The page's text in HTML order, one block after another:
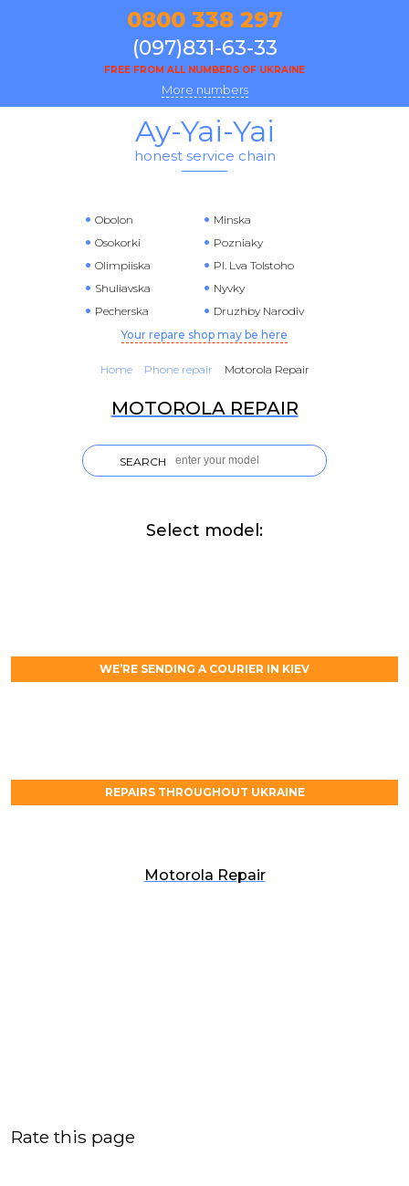
0800 338 297
(097)831-63-33
FREE FROM ALL NUMBERS OF UKRAINE
More numbers
Ay-Yai-Yai
honest service chain
Obolon
Minska
Osokorki
Pozniaky
Olimpiiska
Pl. Lva Tolstoho
Shuliavska
Nyvky
Pecherska
Druzhby Narodiv
Your repare shop may be here
Home Phone repair Motorola Repair
MOTOROLA REPAIR
SEARCH
Select model:
WE’RE SENDING A COURIER IN KIEV
REPAIRS THROUGHOUT UKRAINE
Motorola Repair
Rate this page